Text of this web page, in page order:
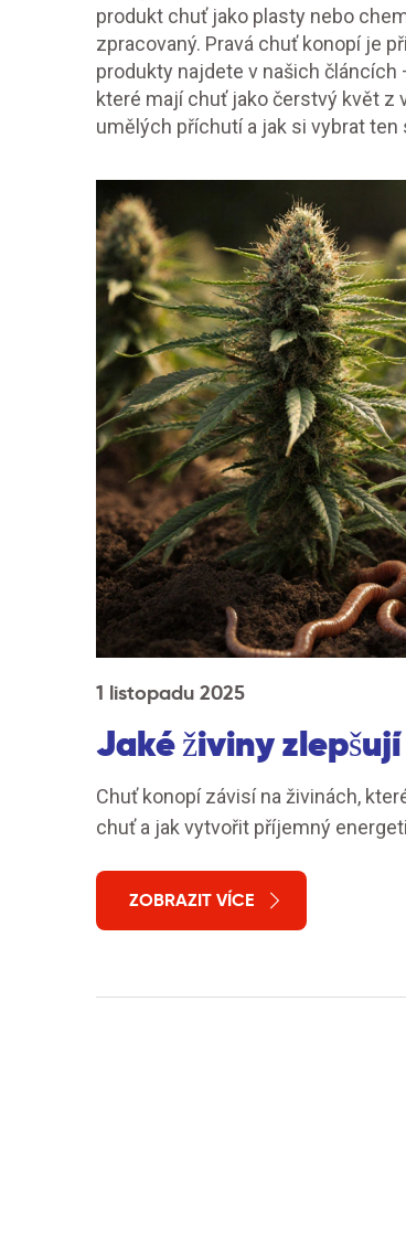
produkt chuť jako plasty nebo
zpracovaný. Pravá chuť konopí je
produkty najdete v našich článcích
které mají chuť jako čerstvý květ z
umělých příchutí a jak si vybrat
1 listopadu 2025
Jaké živiny
Chuť konopí závisí na živinách,
chuť a jak vytvořit příjemný
ZOBRAZIT VÍCE